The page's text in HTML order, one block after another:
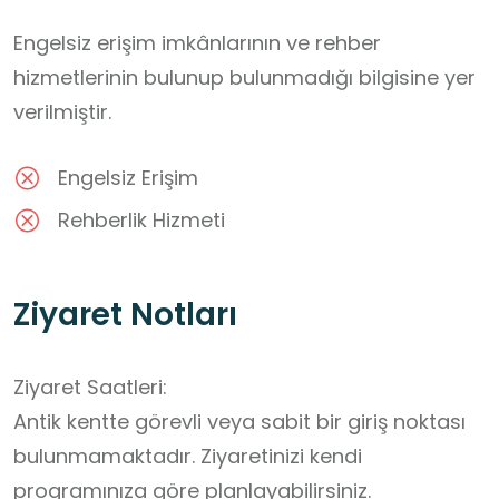
Engelsiz erişim imkânlarının ve rehber
hizmetlerinin bulunup bulunmadığı bilgisine yer
verilmiştir.
Engelsiz Erişim
Rehberlik Hizmeti
Ziyaret Notları
Ziyaret Saatleri:
Antik kentte görevli veya sabit bir giriş noktası
bulunmamaktadır. Ziyaretinizi kendi
programınıza göre planlayabilirsiniz.